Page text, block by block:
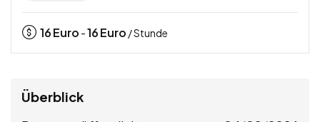
16Euro -16Euro / Stunde
Überblick